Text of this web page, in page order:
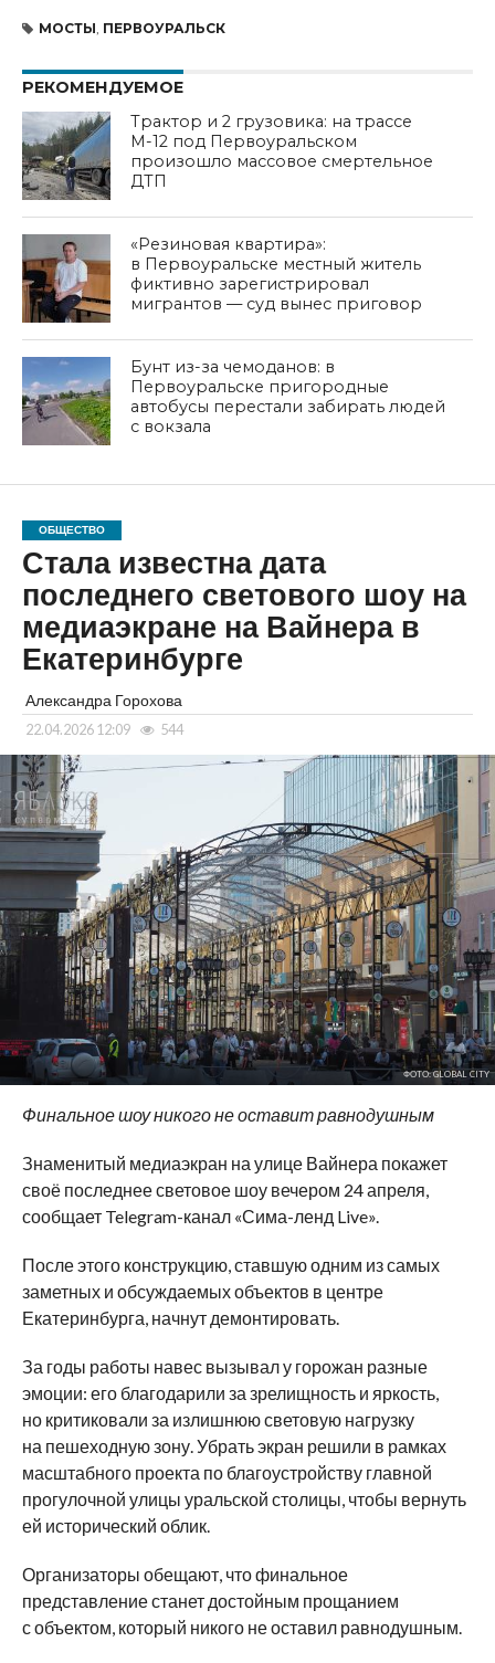
МОСТЫ, ПЕРВОУРАЛЬСК
РЕКОМЕНДУЕМОЕ
Трактор и 2 грузовика: на трассе
М-12 под Первоуральском
произошло массовое смертельное
ДТП
«Резиновая квартира»:
в Первоуральске местный житель
фиктивно зарегистрировал
мигрантов — суд вынес приговор
Бунт из-за чемоданов: в
Первоуральске пригородные
автобусы перестали забирать людей
с вокзала
ОБЩЕСТВО
Стала известна дата
последнего светового шоу на
медиаэкране на Вайнера в
Екатеринбурге
Александра Горохова
22.04.2026 12:09 544
ФОТО: GLOBAL CITY
Финальное шоу никого не оставит равнодушным
Знаменитый медиаэкран на улице Вайнера покажет
своё последнее световое шоу вечером 24 апреля,
сообщает Telegram-канал «Сима-ленд Live».
После этого конструкцию, ставшую одним из самых
заметных и обсуждаемых объектов в центре
Екатеринбурга, начнут демонтировать.
За годы работы навес вызывал у горожан разные
эмоции: его благодарили за зрелищность и яркость,
но критиковали за излишнюю световую нагрузку
на пешеходную зону. Убрать экран решили в рамках
масштабного проекта по благоустройству главной
прогулочной улицы уральской столицы, чтобы вернуть
ей исторический облик.
Организаторы обещают, что финальное
представление станет достойным прощанием
с объектом, который никого не оставил равнодушным.